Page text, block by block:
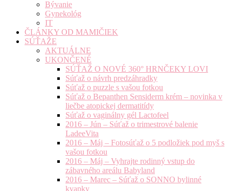
Bývanie
Gynekológ
IT
ČLÁNKY OD MAMIČIEK
SÚŤAŽE
AKTUÁLNE
UKONČENÉ
SÚŤAŽ O NOVÉ 360° HRNČEKY LOVI
Súťaž o návrh predzáhradky
Súťaž o puzzle s vašou fotkou
Súťaž o Bepanthen Sensiderm krém – novinka v
liečbe atopickej dermatitídy
Súťaž o vaginálny gél Lactofeel
2016 – Jún – Súťaž o trimestrové balenie
LadeeVita
2016 – Máj – Fotosúťaž o 5 podložiek pod myš s
vašou fotkou
2016 – Máj – Vyhrajte rodinný vstup do
zábavného areálu Babyland
2016 – Marec – Súťaž o SONNO bylinné
kvapky